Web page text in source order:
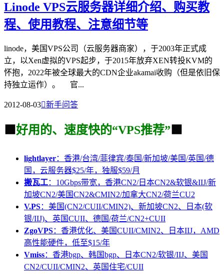
Linode VPS云服务器详细介绍、购买教
程、使用教程、注意细节等
linode，美国VPS公司（云服务器商家），于2003年正式成
立，以Xen虚拟的VPS起步，于2015年放弃XEN转投KVM的
怀抱，2022年被全球最大的CDN企业akamai收购（但是依旧保
持独立运作）。 官...
2012-08-03新手问答
🟩 好用的、速度快的“VPS推荐” 🟩
lightlayer：香港/台湾/菲律宾/泰国/新加坡/美国/英国/德
国，云服务器$25/年，独服$59/月
搬瓦工：10Gbps带宽，香港CN2/日本CN2&软银&IIJ/新
加坡CN2/美国CN2&CMIN2/加拿大CN2/荷兰CU2
V.PS：美国(CN2/CUII/CMIN2)、新加坡CN2、日本(软
银/IIJ)、英国CUII、德国/荷兰/CN2+CUII
ZgoVPS：香港优化、美国CUII/CMIN2、日本IIJ，AMD
高性能硬件，低至$15/年
Vmiss：香港bgp、韩国bgp、日本CN2/软银/IIJ、美国
CN2/CUII/CMIN2、英国住宅/CUII